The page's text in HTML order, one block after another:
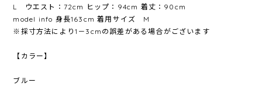
L ウエスト：72cm ヒップ：94cm 着丈：90cm
model info 身長163cm 着用サイズ M
※採寸方法により1－3cmの誤差がある場合がございます
【カラー】
ブルー